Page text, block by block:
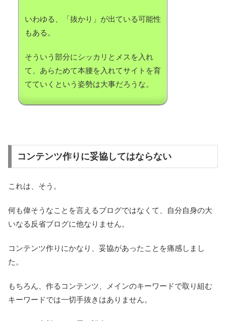
いわゆる、「抜かり」が出ている可能性
もある。
そういう部分にシッカリとメスを入れ
て、あらためて本腰を入れてサイトを育
てていくという姿勢は大事だろうな。
コンテンツ作りに妥協してはならない
これは、そう。
何も偉そうなことを言えるブログではなくて、自分自身の大
いなる反省ブログに他なりません。
コンテンツ作りにかなり、妥協があったことを痛感しまし
た。
もちろん、作るコンテンツ、メインのキーワードで取り組む
キーワードでは一切手抜きはありません。